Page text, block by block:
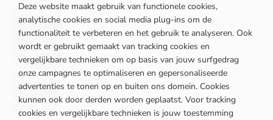
Nieuws・ 17 jul '25
Met OOMT naar de EV experience op 2
oktober
Nieuws ・ 03 jul '25
Nieuwe cao van start voor de periode
2025-2027!
Deze website maakt gebruik van functionele cookies,
analytische cookies en social media plug-ins om de
functionaliteit te verbeteren en het gebruik te analyseren. Ook
wordt er gebruikt gemaakt van tracking cookies en
vergelijkbare technieken om op basis van jouw surfgedrag
onze campagnes te optimaliseren en gepersonaliseerde
advertenties te tonen op en buiten ons domein. Cookies
kunnen ook door derden worden geplaatst. Voor tracking
cookies en vergelijkbare technieken is jouw toestemming